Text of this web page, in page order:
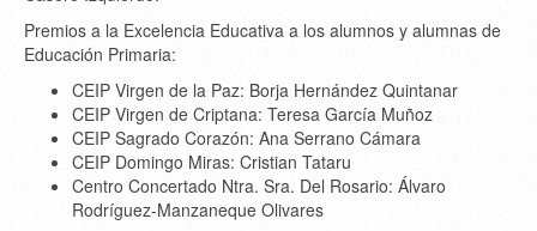
Premios a la Excelencia Educativa a los alumnos y alumnas de
Educación Primaria:
CEIP Virgen de la Paz: Borja Hernández Quintanar
CEIP Virgen de Criptana: Teresa García Muñoz
CEIP Sagrado Corazón: Ana Serrano Cámara
CEIP Domingo Miras: Cristian Tataru
Centro Concertado Ntra. Sra. Del Rosario: Álvaro
Rodríguez-Manzaneque Olivares